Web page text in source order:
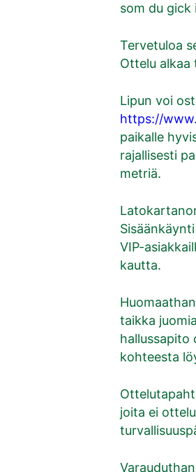
som du gick
Tervetuloa
Ottelu alkaa
Lipun voi
https://
paikalle
rajallisesti
metriä.
VIP-
kautta.
taikka
hallussapito
kohteesta
joita ei